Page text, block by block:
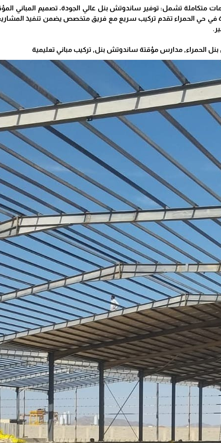
متكاملة تشمل: توفير ساندوتش بنل عالي الجودة، تصميم المباني
في حي الحمراء تقدم تركيب سريع مع فريق متخصص يضمن تنفيذ
الحمراء, مدارس مؤقتة ساندوتش بنل, تركيب مباني تعليمية